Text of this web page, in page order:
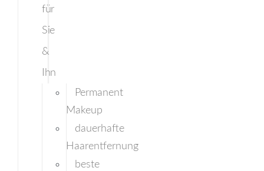
für
Sie
&
Ihn
Permanent
Makeup
dauerhafte
Haarentfernung
beste